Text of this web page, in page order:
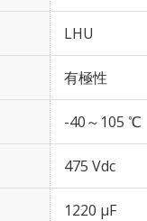
LHU
有極性
-40～105 ℃
475 Vdc
1220 µF